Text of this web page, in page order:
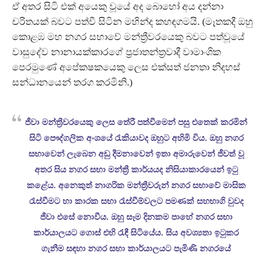
ඒ අතර සිටි එක් අයෙකු වූයේ අද බොහෝ අය දන්නා
චරිතයක් බවට පත්වී සිටින මහින්ද කහඳගමයි. (මෑතකදී ඔහු
කොළඹ මහ නගර සභාවේ මන්ත්‍රීවරයෙකු බවට පත්වූයේ
වාසුදේව නානායක්කාරගේ ප්‍රජාතන්ත්‍රවාදී වාමාංශික
පෙරමුණේ අපේකෂකයෙකු ලෙස එක්සත් ජනතා නිදහස්
සන්ධානයෙන් තරග කරමිනි.)
ජීවා මන්ත්‍රීවරයෙකු ලෙස තේරී පත්වීමෙන් පසු එතෙක් කරමින්
සිටි පෞද්ගලික අංශයේ රැකියාවද ඔහුට අහිමි විය. ඔහු නගර
සභාවෙන් ලැබෙන අඩු දීමනාවෙන් ඉතා අමාරුවෙන් ජීවත් වූ
අතර සිය නගර සභා මන්ත්‍රී කාර්යයද නිසියාකාරයෙන් ඉටු
කළේය. අනෙකුත් නාගරික මන්ත්‍රීවරුන් නගර සභාවේ මාසික
රැස්වීමට හා කාරක සභා රැස්වීම්වලට පමණක් සහභාගි වුවද
ජීවා එසේ නොවීය. ඔහු සෑම දිනකම පාහේ නගර සභා
කාර්යාලයට ගොස් එහි රැඳී සිටියේය. සිය අවශ්‍යතා ඉටුකර
ගැනීම සඳහා නගර සභා කාර්යාලයට පැමිණි නගරයේ